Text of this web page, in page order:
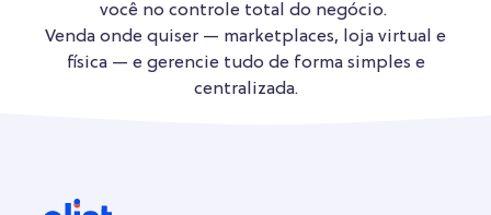
você no controle total do negócio.
Venda onde quiser — marketplaces, loja virtual e
física — e gerencie tudo de forma simples e
centralizada.